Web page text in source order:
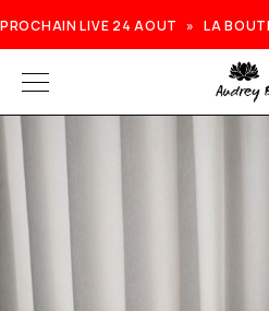
PROCHAIN LIVE 24 AOUT » LA